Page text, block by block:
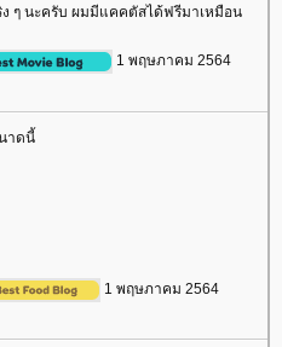
ๆ นะครับ ผมมีแคคตัสได้ฟรีมาเหมือน
1 พฤษภาคม 2564
าดนี้
1 พฤษภาคม 2564